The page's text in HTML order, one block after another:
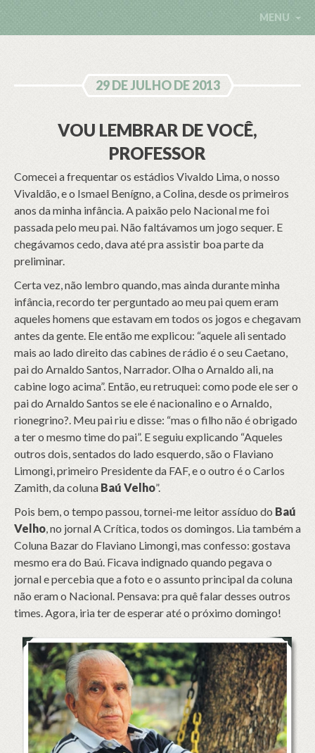
MENU
29 DE JULHO DE 2013
VOU LEMBRAR DE VOCÊ,
PROFESSOR
Comecei a frequentar os estádios Vivaldo Lima, o nosso
Vivaldão, e o Ismael Benígno, a Colina, desde os primeiros
anos da minha infância. A paixão pelo Nacional me foi
passada pelo meu pai. Não faltávamos um jogo sequer. E
chegávamos cedo, dava até pra assistir boa parte da
preliminar.
Certa vez, não lembro quando, mas ainda durante minha
infância, recordo ter perguntado ao meu pai quem eram
aqueles homens que estavam em todos os jogos e chegavam
antes da gente. Ele então me explicou: “aquele ali sentado
mais ao lado direito das cabines de rádio é o seu Caetano,
pai do Arnaldo Santos, Narrador. Olha o Arnaldo ali, na
cabine logo acima”. Então, eu retruquei: como pode ele ser o
pai do Arnaldo Santos se ele é nacionalino e o Arnaldo,
rionegrino?. Meu pai riu e disse: “mas o filho não é obrigado
a ter o mesmo time do pai”. E seguiu explicando “Aqueles
outros dois, sentados do lado esquerdo, são o Flaviano
Limongi, primeiro Presidente da FAF, e o outro é o Carlos
Zamith, da coluna Baú Velho”.
Pois bem, o tempo passou, tornei-me leitor assíduo do Baú
Velho, no jornal A Crítica, todos os domingos. Lia também a
Coluna Bazar do Flaviano Limongi, mas confesso: gostava
mesmo era do Baú. Ficava indignado quando pegava o
jornal e percebia que a foto e o assunto principal da coluna
não eram o Nacional. Pensava: pra quê falar desses outros
times. Agora, iria ter de esperar até o próximo domingo!